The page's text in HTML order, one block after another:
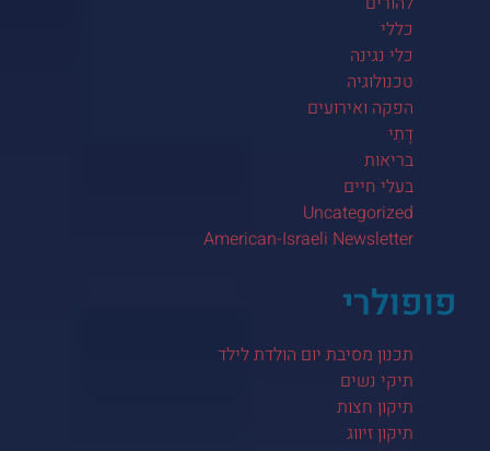
כללי
כלי נגינה
טכנולוגיה
הפקה ואירועים
דָתִי
בריאות
בעלי חיים
Uncategorized
American-Israeli Newsletter
פופולרי
תכנון מסיבת יום הולדת לילד
תיקי נשים
תיקון חצות
תיקון זיווג